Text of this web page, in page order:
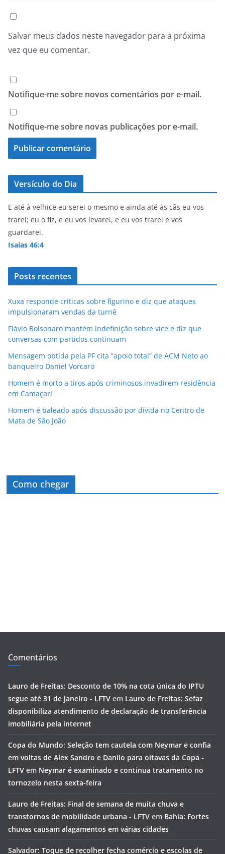
Salvar meus dados neste navegador para a próxima
vez que eu comentar.
Notifique-me sobre novos comentários por e-mail.
Notifique-me sobre novas publicações por e-mail.
Versículo do Dia
E até à velhice eu serei o mesmo e ainda até às cãs eu vos
trarei; eu o fiz, e eu vos levarei, e eu vos trarei e vos
guardarei.
Isaías 46:4
Posts recentes
Xuxa responde críticas sobre figurino e diz que ataques
impulsionaram vendas da turnê
Flávio Bolsonaro mantém indefinição sobre vice e diz que
conversas com partidos continuam
Mensagem obtida pela PF cita “apoio total” de ACM Neto ao
banqueiro Daniel Vorcaro
Homem é morto a tiros após criminosos invadirem residência
em Camaçari
Homem é baleado após discussão por dívida no Centro de
Mata de São João
Como chegar
Comentários
Lauro de Freitas: Desconto de 10% na cota única do IPTU
segue até 31 de janeiro - LFTV em Lauro de Freitas: Sefaz
disponibiliza atendimento de declaração de transferência
imobiliária pela internet
Copa do Mundo: Seleção tem cautela com Neymar e confia
em voltas de Alex Sandro e Danilo para oitavas da Copa -
LFTV em Neymar é examinado e continua tratamento no
tornozelo nesta sexta-feira
Lauro de Freitas: Final de semana de muita chuva e
transtornos de mobilidade urbana - LFTV em Bahia: Fortes
chuvas causam alagamentos em várias cidades
Salvador: Toque de recolher fecha comércio e escolas de